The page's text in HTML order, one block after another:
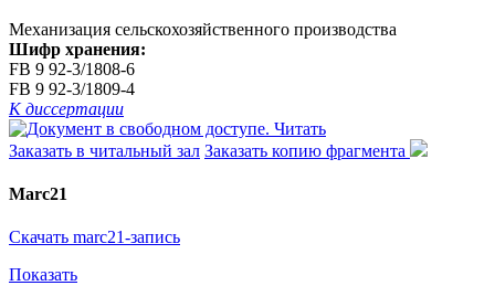
Механизация сельскохозяйственного производства
Шифр хранения:
FB 9 92-3/1808-6
FB 9 92-3/1809-4
К диссертации
Читать
Заказать в читальный зал Заказать копию фрагмента
Marc21
Скачать marc21-запись
Показать